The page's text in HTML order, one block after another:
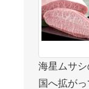
海星ムサ
国へ拡が